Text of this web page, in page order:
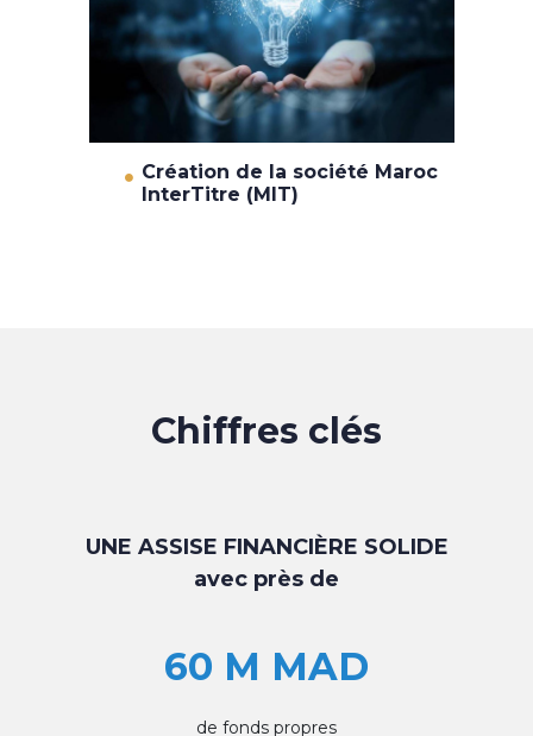
Création de la société Maroc
InterTitre (MIT)
Chiffres clés
UNE ASSISE FINANCIÈRE SOLIDE
avec près de
60 M MAD
de fonds propres